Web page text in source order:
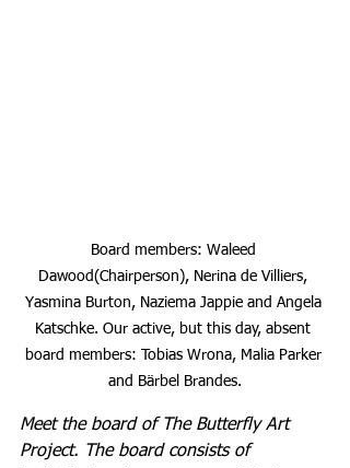
Board members: Waleed
Dawood(Chairperson), Nerina de Villiers,
Yasmina Burton, Naziema Jappie and Angela
Katschke. Our active, but this day, absent
board members: Tobias Wrona, Malia Parker
and Bärbel Brandes.
Meet the board of The Butterfly Art
Project. The board consists of